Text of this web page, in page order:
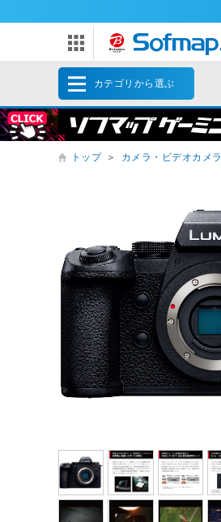
カテゴリから選ぶ
トップ ＞ カメラ・ビデオカメラ